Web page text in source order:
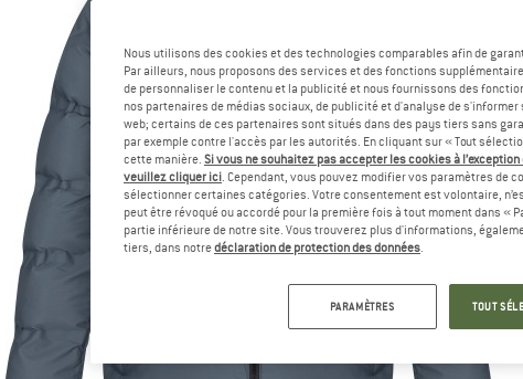
Nous utilisons des cookies et des technologies comparables afin de
Par ailleurs, nous proposons des services et des fonctions
de personnaliser le contenu et la publicité et nous fournissons des
nos partenaires de médias sociaux, de publicité et d'analyse de
web; certains de ces partenaires sont situés dans des pays tiers sans
par exemple contre l'accès par les autorités. En cliquant sur « Tout
cette manière. Si vous ne souhaitez pas accepter les cookies à
veuillez cliquer ici. Cependant, vous pouvez modifier vos paramètres de
sélectionner certaines catégories. Votre consentement est volontaire,
peut être révoqué ou accordé pour la première fois à tout moment dans «
partie inférieure de notre site. Vous trouverez plus d'informations,
tiers, dans notredéclaration de protection des données.
PARAMÈTRES TOUT